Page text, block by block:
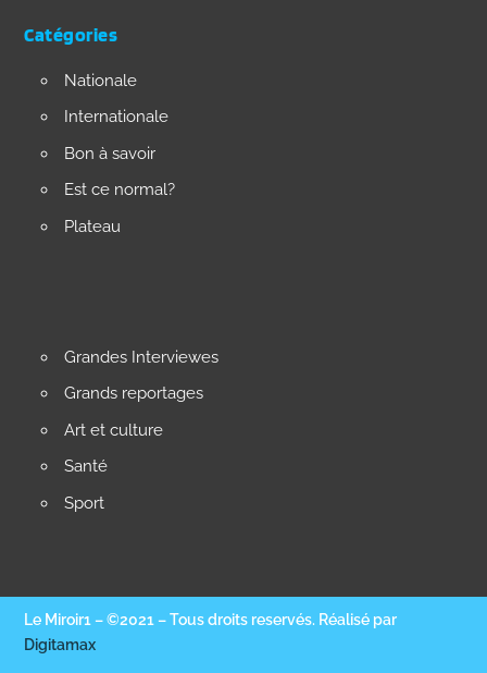
Catégories
Nationale
Internationale
Bon à savoir
Est ce normal?
Plateau
Grandes Interviewes
Grands reportages
Art et culture
Santé
Sport
Le Miroir1 – ©2021 – Tous droits reservés. Réalisé par
Digitamax